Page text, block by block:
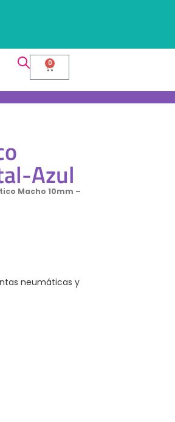
0
Azul
Macho 10mm –
neumáticas y